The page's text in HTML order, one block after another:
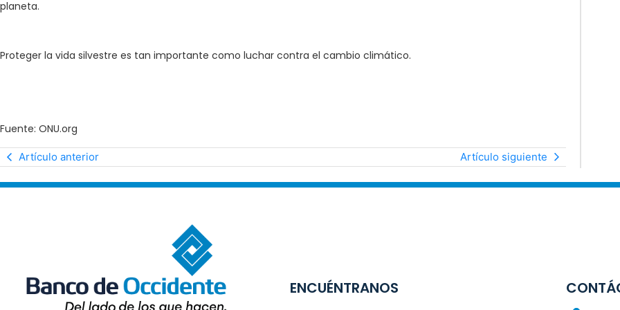
planeta.
Proteger la vida silvestre es tan importante como luchar contra el cambio climático.
Fuente: ONU.org
Artículo anterior Artículo siguiente
ENCUÉNTRANOS